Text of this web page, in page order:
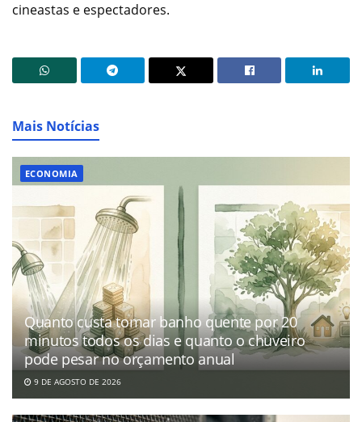
cineastas e espectadores.
Mais Notícias
ECONOMIA
Quanto custa tomar banho quente por 20
minutos todos os dias e quanto o chuveiro
pode pesar no orçamento anual
9 DE AGOSTO DE 2026